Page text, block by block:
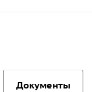
Документы